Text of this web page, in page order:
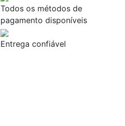
Todos os métodos de
pagamento disponíveis
Entrega confiável